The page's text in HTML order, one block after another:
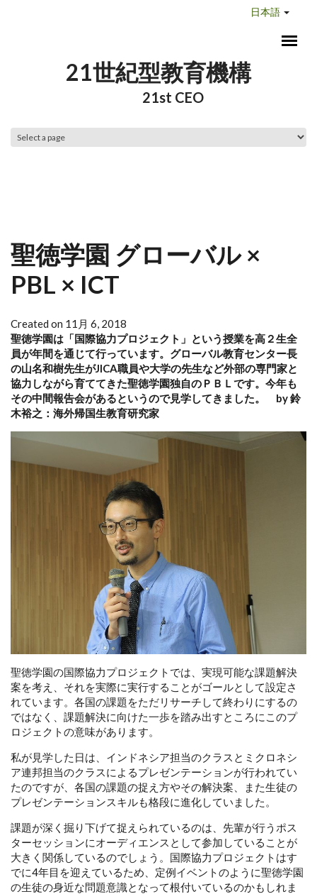
日本語
21世紀型教育機構
21st CEO
聖徳学園 グローバル ×
PBL × ICT
Created on 11月 6, 2018
聖徳学園は「国際協力プロジェクト」という授業を高２生全
員が年間を通じて行っています。グローバル教育センター長
の山名和樹先生がJICA職員や大学の先生など外部の専門家と
協力しながら育ててきた聖徳学園独自のＰＢＬです。 今年も
その中間報告会があるというので見学してきました。
by 鈴
木裕之：海外帰国生教育研究家
聖徳学園の国際協力プロジェクトでは、実現可能な課題解決
案を考え、それを実際に実行することがゴールとして設定さ
れています。各国の課題をただリサーチして終わりにするの
ではなく、課題解決に向けた一歩を踏み出すところにこのプ
ロジェクトの意味があります。
私が見学した日は、インドネシア担当のクラスとミクロネシ
ア連邦担当のクラスによるプレゼンテーションが行われてい
たのですが、各国の課題の捉え方やその解決案、また生徒の
プレゼンテーションスキルも格段に進化していました。
課題が深く掘り下げて捉えられているのは、先輩が行うポス
ターセッションにオーディエンスとして参加していることが
大きく関係しているのでしょう。国際協力プロジェクトはす
でに4年目を迎えているため、定例イベントのように聖徳学園
の生徒の身近な問題意識となって根付いているのかもしれま